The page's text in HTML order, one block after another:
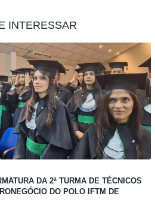
INTERESSAR
DA 2ª TURMA DE TÉCNICOS
DO POLO IFTM DE